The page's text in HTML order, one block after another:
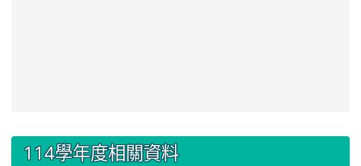
::: 114學年度相關資料